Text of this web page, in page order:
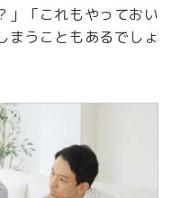
」「これもやっておい
まうこともあるでしょ